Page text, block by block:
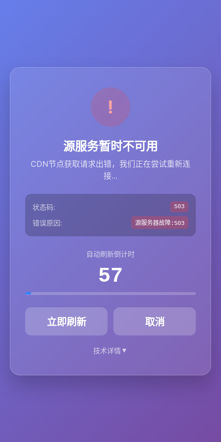
源服务暂时不可用
CDN节点获取请求出错，我们正在尝试重新连
接...
状态码: 503
错误原因: 源服务器故障:503
自动刷新倒计时
57
立即刷新 取消
技术详情▼